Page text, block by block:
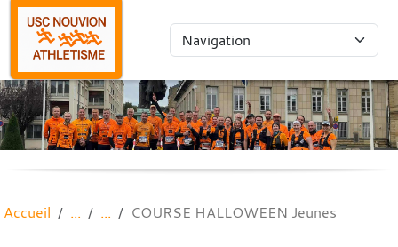
Accueil COURSE HALLOWEEN Jeunes
Panneau de gestion des cookies